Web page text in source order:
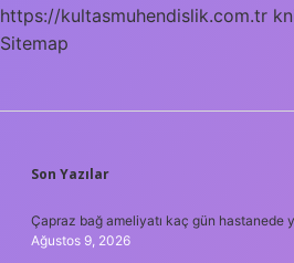
https://kultasmuhendislik.com.tr
Sitemap
SIDEBAR
Son Yazılar
Çapraz bağ ameliyatı kaç gün hastanede
Ağustos 9, 2026